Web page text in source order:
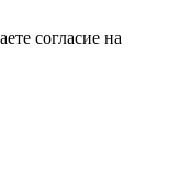
согласие на